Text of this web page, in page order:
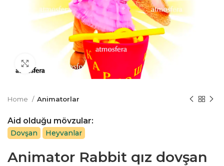
Click to enlarge
Home Animatorlar
Aid olduğu mövzular:
Dovşan Heyvanlar
Animator Rabbit qız dovşan